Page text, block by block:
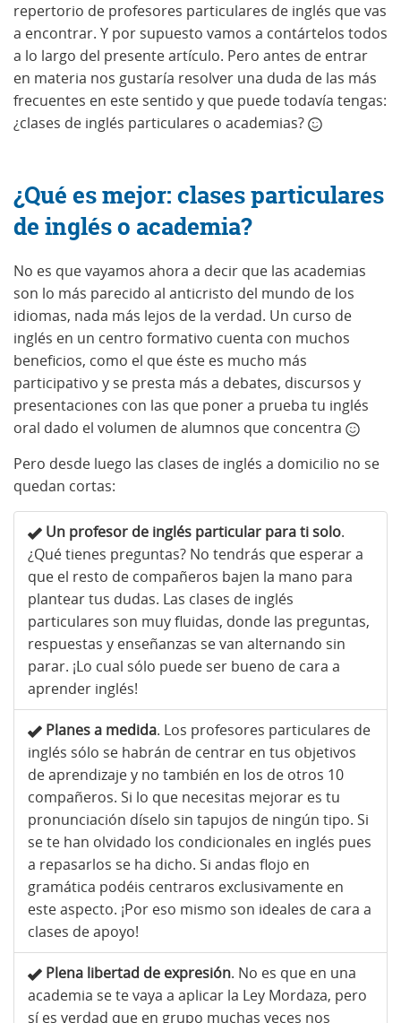
repertorio de profesores particulares de inglés que vas
a encontrar. Y por supuesto vamos a contártelos todos
a lo largo del presente artículo. Pero antes de entrar
en materia nos gustaría resolver una duda de las más
frecuentes en este sentido y que puede todavía tengas:
¿clases de inglés particulares o academias?
¿Qué es mejor: clases particulares
de inglés o academia?
No es que vayamos ahora a decir que las academias
son lo más parecido al anticristo del mundo de los
idiomas, nada más lejos de la verdad. Un curso de
inglés en un centro formativo cuenta con muchos
beneficios, como el que éste es mucho más
participativo y se presta más a debates, discursos y
presentaciones con las que poner a prueba tu inglés
oral dado el volumen de alumnos que concentra
Pero desde luego las clases de inglés a domicilio no se
quedan cortas:
Un profesor de inglés particular para ti solo.
¿Qué tienes preguntas? No tendrás que esperar a
que el resto de compañeros bajen la mano para
plantear tus dudas. Las clases de inglés
particulares son muy fluidas, donde las preguntas,
respuestas y enseñanzas se van alternando sin
parar. ¡Lo cual sólo puede ser bueno de cara a
aprender inglés!
Planes a medida. Los profesores particulares de
inglés sólo se habrán de centrar en tus objetivos
de aprendizaje y no también en los de otros 10
compañeros. Si lo que necesitas mejorar es tu
pronunciación díselo sin tapujos de ningún tipo. Si
se te han olvidado los condicionales en inglés pues
a repasarlos se ha dicho. Si andas flojo en
gramática podéis centraros exclusivamente en
este aspecto. ¡Por eso mismo son ideales de cara a
clases de apoyo!
Plena libertad de expresión. No es que en una
academia se te vaya a aplicar la Ley Mordaza, pero
sí es verdad que en grupo muchas veces nos